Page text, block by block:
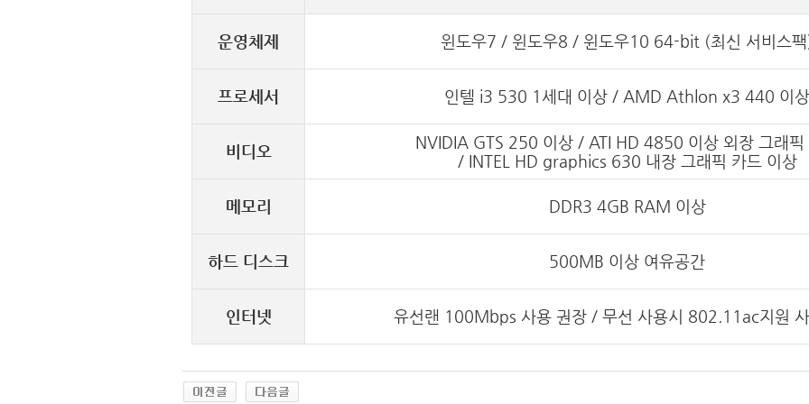
운영체제 윈도우7 / 윈도우8 / 윈도우10 64-bit (최신 서비스
프로세서 인텔 i3 530 1세대 이상 / AMD Athlon x3 440 이상
비디오
NVIDIA GTS 250 이상 / ATI HD 4850 이상 외장 그래픽
/ INTEL HD graphics 630 내장 그래픽 카드 이상
메모리 DDR3 4GB RAM 이상
하드 디스크 500MB 이상 여유공간
인터넷 유선랜 100Mbps 사용 권장 / 무선 사용시 802.11ac지원